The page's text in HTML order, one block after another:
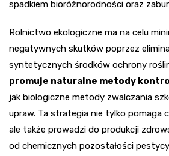
spadkiem bioróżnorodności oraz
Rolnictwo ekologiczne ma na celu
negatywnych skutków poprzez
syntetycznych środków ochrony
promuje naturalne metody
jak biologiczne metody zwalczania
upraw. Ta strategia nie tylko pomaga
ale także prowadzi do produkcji
od chemicznych pozostałości